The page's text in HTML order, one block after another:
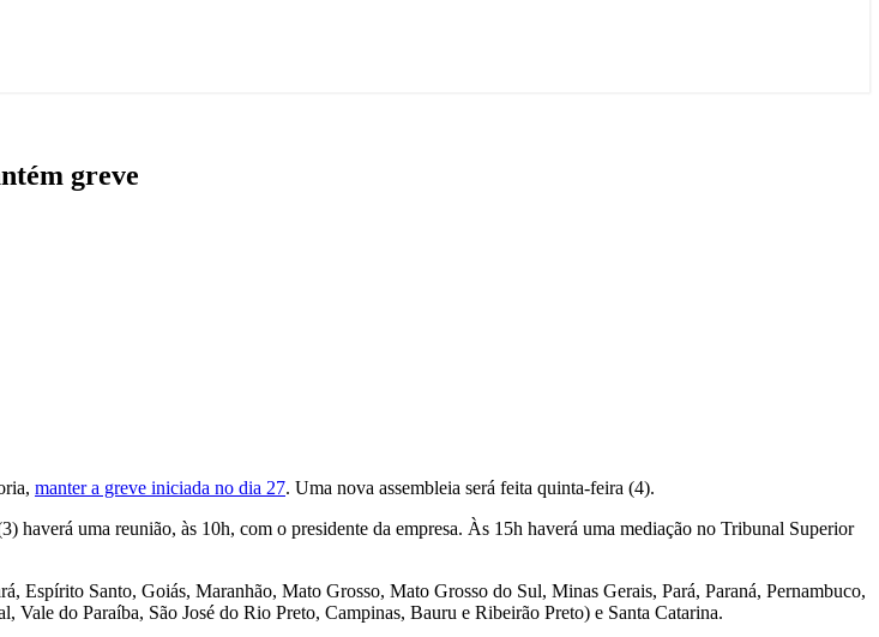
greve
manter a greve iniciada no dia 27. Uma nova assembleia será feita quinta-feira (4).
haverá uma reunião, às 10h, com o presidente da empresa. Às 15h haverá uma mediação no Tribunal Superior
Espírito Santo, Goiás, Maranhão, Mato Grosso, Mato Grosso do Sul, Minas Gerais, Pará, Paraná, Pernambuco,
do Paraíba, São José do Rio Preto, Campinas, Bauru e Ribeirão Preto) e Santa Catarina.